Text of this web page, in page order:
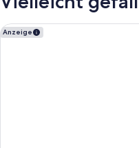
eingeschränkter
Anzeige
Courtyard by Marriott